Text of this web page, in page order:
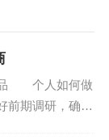
或权利人的
法继续销售。
个人如何做
前期调研，确定